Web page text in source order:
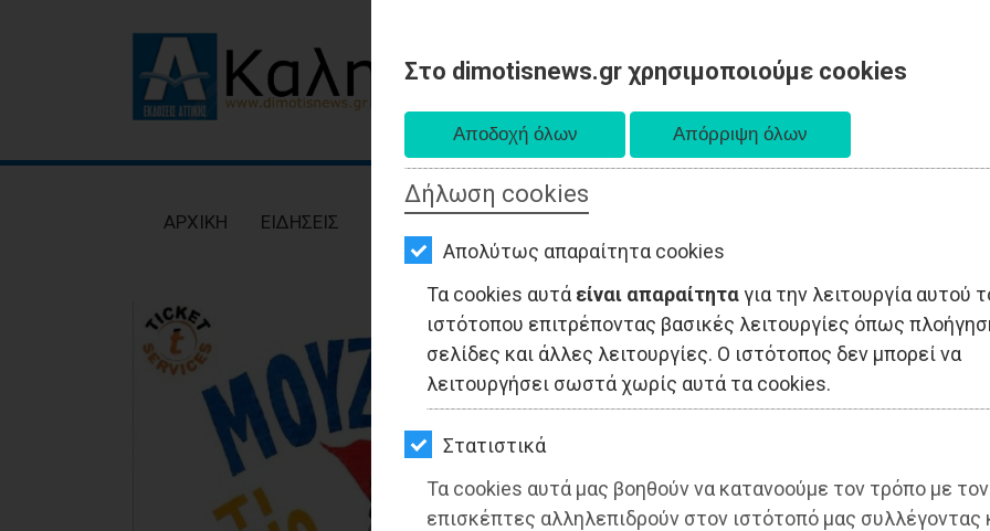
Στο dimotisnews.gr χρησιμοποιούμε cookies
Δήλωση cookies
Απολύτως απαραίτητα cookies
Τα cookies αυτά είναι απαραίτηταγια την λειτουργία αυτού
ιστότοπου επιτρέποντας βασικές λειτουργίες όπως
σελίδες και άλλες λειτουργίες. Ο ιστότοπος δεν μπορεί να
λειτουργήσει σωστά χωρίς αυτά τα cookies.
Στατιστικά
Τα cookies αυτά μας βοηθούν να κατανοούμε τον τρόπο με τον
επισκέπτες αλληλεπιδρούν στον ιστότοπό μας συλλέγοντας
ΕΙΔΗΣΕΙΣ
ΟΙΚΟΝΟΜΙΑ
ΑΘΛΗΤΙΣΜΟΣ
AΡΧΙΚΗ ΕΙΔΗΣΕΙΣ